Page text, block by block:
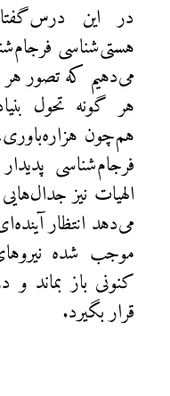
در این
هستی‌شناسی
می‌دهیم که تصور هر
هر گونه تحول
هم‌چون
فرجام‌شناسی
الهیات نیز
می‌دهد انتظار
موجب شده
کنونی باز بماند
قرار بگیرد.